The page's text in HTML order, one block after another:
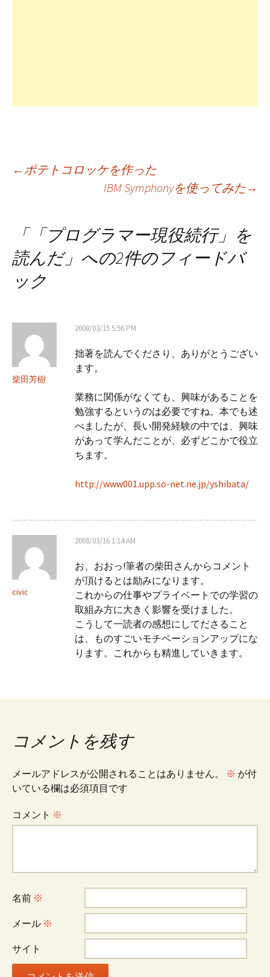
投
ナ
ビ
ゲ
ー
← ポテトコロッケを作った
IBM Symphonyを使ってみた→
「「プログラマー現役続行」を
読んだ」への2件のフィードバ
ック
柴田芳樹
2008/03/15 5:56 PM
拙著を読んでくださり、ありがとうござい
ます。
業務に関係がなくても、興味があることを
勉強するというのは必要ですね。本でも述
べましたが、長い開発経験の中では、興味
があって学んだことが、必ずどこかで役立
ちます。
http://www001.upp.so-net.ne.jp/yshibata/
civic
2008/03/16 1:14 AM
お、おおっ!筆者の柴田さんからコメント
が頂けるとは励みになります。
これからの仕事やプライベートでの学習の
取組み方に大きく影響を受けました。
こうして一読者の感想にしてださること
は、ものすごいモチベーションアップにな
ります。これからも精進していきます。
コメントを残す
メールアドレスが公開されることはありません。 ※ が付
いている欄は必須項目です
コメント ※
名前 ※
メール ※
サイト